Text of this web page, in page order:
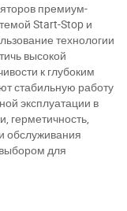
премиум-
Start-Stop и
технологии
высокой
к глубоким
стабильную работу
эксплуатации в
герметичность,
обслуживания
для